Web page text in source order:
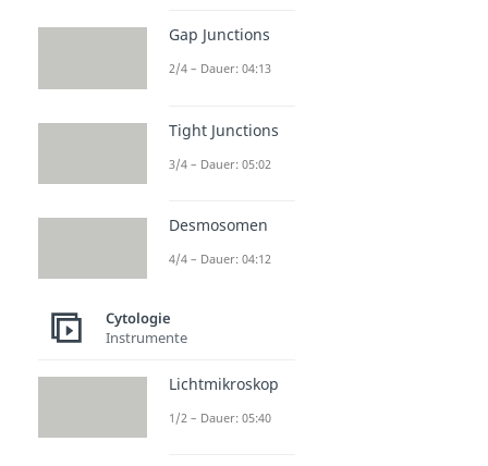
Gap Junctions
2/4 – Dauer: 04:13
Tight Junctions
3/4 – Dauer: 05:02
Desmosomen
4/4 – Dauer: 04:12
Cytologie
Instrumente
Lichtmikroskop
1/2 – Dauer: 05:40